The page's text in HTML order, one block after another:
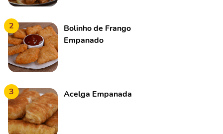
2
Bolinho de Frango
Empanado
3 Acelga Empanada